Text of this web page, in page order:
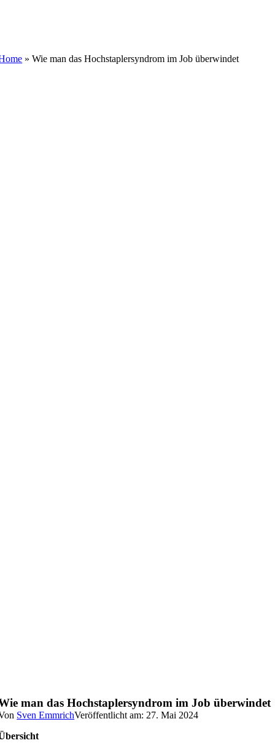
»Wie man das Hochstaplersyndrom im Job überwindet
man das Hochstaplersyndrom im Job überwindet
Sven EmmrichVeröffentlicht am: 27. Mai 2024